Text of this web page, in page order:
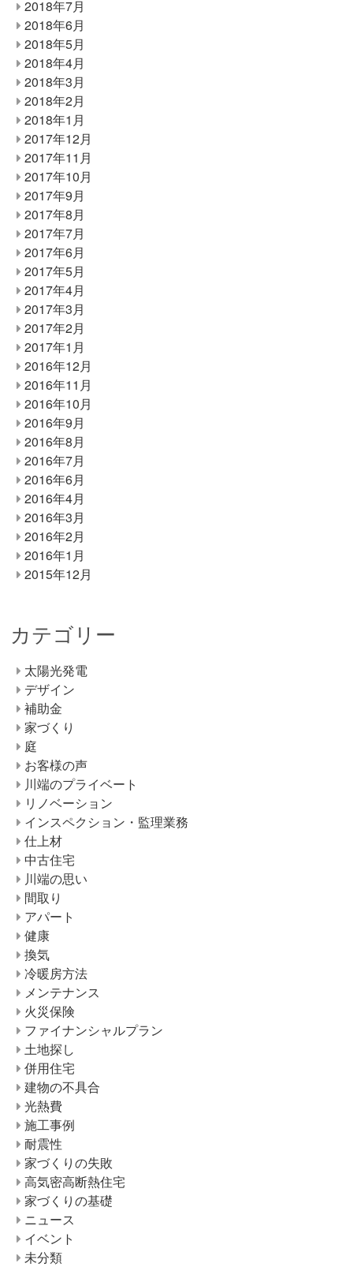
2018年7月
2018年6月
2018年5月
2018年4月
2018年3月
2018年2月
2018年1月
2017年12月
2017年11月
2017年10月
2017年9月
2017年8月
2017年7月
2017年6月
2017年5月
2017年4月
2017年3月
2017年2月
2017年1月
2016年12月
2016年11月
2016年10月
2016年9月
2016年8月
2016年7月
2016年6月
2016年4月
2016年3月
2016年2月
2016年1月
2015年12月
カテゴリー
太陽光発電
デザイン
補助金
家づくり
庭
お客様の声
川端のプライベート
リノベーション
インスペクション・監理業務
仕上材
中古住宅
川端の思い
間取り
アパート
健康
換気
冷暖房方法
メンテナンス
火災保険
ファイナンシャルプラン
土地探し
併用住宅
建物の不具合
光熱費
施工事例
耐震性
家づくりの失敗
高気密高断熱住宅
家づくりの基礎
ニュース
イベント
未分類